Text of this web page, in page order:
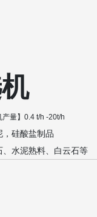
产量】0.4 t/h -20t/h
，硅酸盐制品
、水泥熟料、白云石等